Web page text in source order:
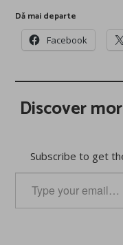
Dă mai departe
Facebook
Discover
Subscribe to get
your
email…